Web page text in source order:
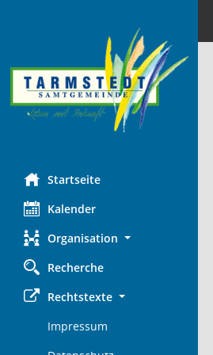
Startseite
Kalender
Organisation
Recherche
Rechtstexte
Impressum